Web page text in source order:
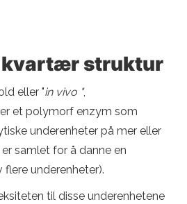
struktur
eller "in vivo ",
et polymorf enzym som
underenheter på mer eller
samlet for å danne en
underenheter).
til disse underenhetene